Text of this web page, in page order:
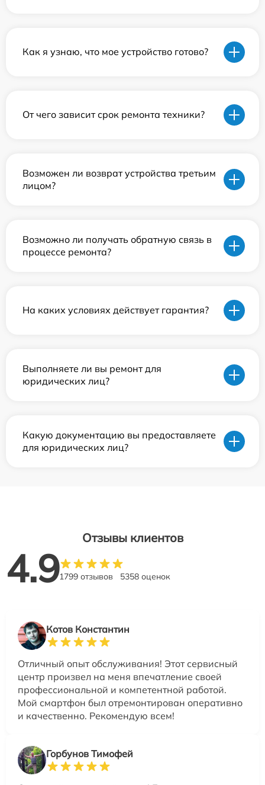
Как я узнаю, что мое устройство готово?
От чего зависит срок ремонта техники?
Возможен ли возврат устройства третьим
лицом?
Возможно ли получать обратную связь в
процессе ремонта?
На каких условиях действует гарантия?
Выполняете ли вы ремонт для
юридических лиц?
Какую документацию вы предоставляете
для юридических лиц?
Отзывы клиентов
4.91799 отзывов 5358 оценок
Котов Константин
Отличный опыт обслуживания! Этот сервисный
центр произвел на меня впечатление своей
профессиональной и компетентной работой.
Мой смартфон был отремонтирован оперативно
и качественно. Рекомендую всем!
Горбунов Тимофей